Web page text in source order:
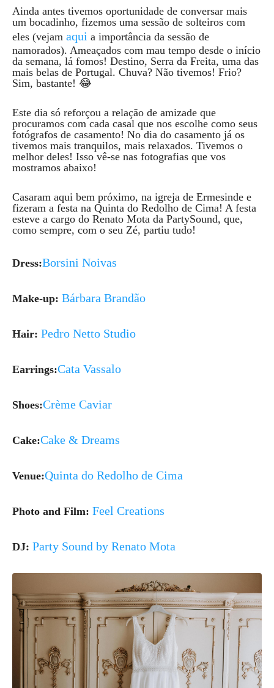
Ainda antes tivemos oportunidade de conversar mais
um bocadinho, fizemos uma sessão de solteiros com
eles (vejam aqui a importância da sessão de
namorados). Ameaçados com mau tempo desde o início
da semana, lá fomos! Destino, Serra da Freita, uma das
mais belas de Portugal. Chuva? Não tivemos! Frio?
Sim, bastante! 😂
Este dia só reforçou a relação de amizade que
procuramos com cada casal que nos escolhe como seus
fotógrafos de casamento! No dia do casamento já os
tivemos mais tranquilos, mais relaxados. Tivemos o
melhor deles! Isso vê-se nas fotografias que vos
mostramos abaixo!
Casaram aqui bem próximo, na igreja de Ermesinde e
fizeram a festa na Quinta do Redolho de Cima! A festa
esteve a cargo do Renato Mota da PartySound, que,
como sempre, com o seu Zé, partiu tudo!
Dress:Borsini Noivas
Make-up: Bárbara Brandão
Hair: Pedro Netto Studio
Earrings:Cata Vassalo
Shoes:Crème Caviar
Cake:Cake & Dreams
Venue:Quinta do Redolho de Cima
Photo and Film: Feel Creations
DJ: Party Sound by Renato Mota